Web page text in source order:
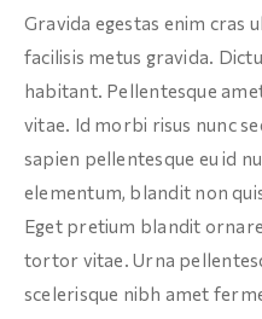
Gravida egestas enim cras
facilisis metus gravida.
habitant. Pellentesque
vitae. Id morbi risus nunc
sapien pellentesque eu id
elementum, blandit non
Eget pretium blandit
tortor vitae. Urna
scelerisque nibh amet